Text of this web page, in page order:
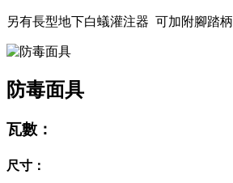
另有長型地下白蟻灌注器 可加附腳踏柄
防毒面具
瓦數：
尺寸：